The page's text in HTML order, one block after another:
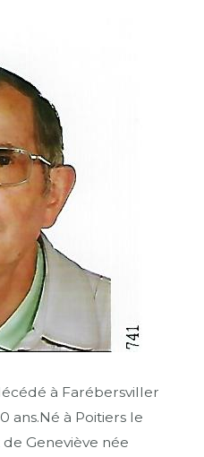
à Farébersviller
ans.Né à Poitiers le
de Geneviève née